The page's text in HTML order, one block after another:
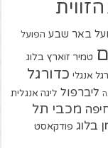
הזווית
באר שבע הפועל
טמיר זוארץ בלוג
אנגלי כדורגל
ליברפול ליגה אנגלית
מכבי תל
בלוג פודקאסט